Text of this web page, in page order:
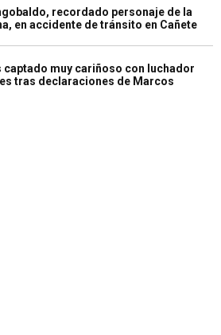
recordado personaje de la
en accidente de tránsito en Cañete
captado muy cariñoso con luchador
tras declaraciones de Marcos